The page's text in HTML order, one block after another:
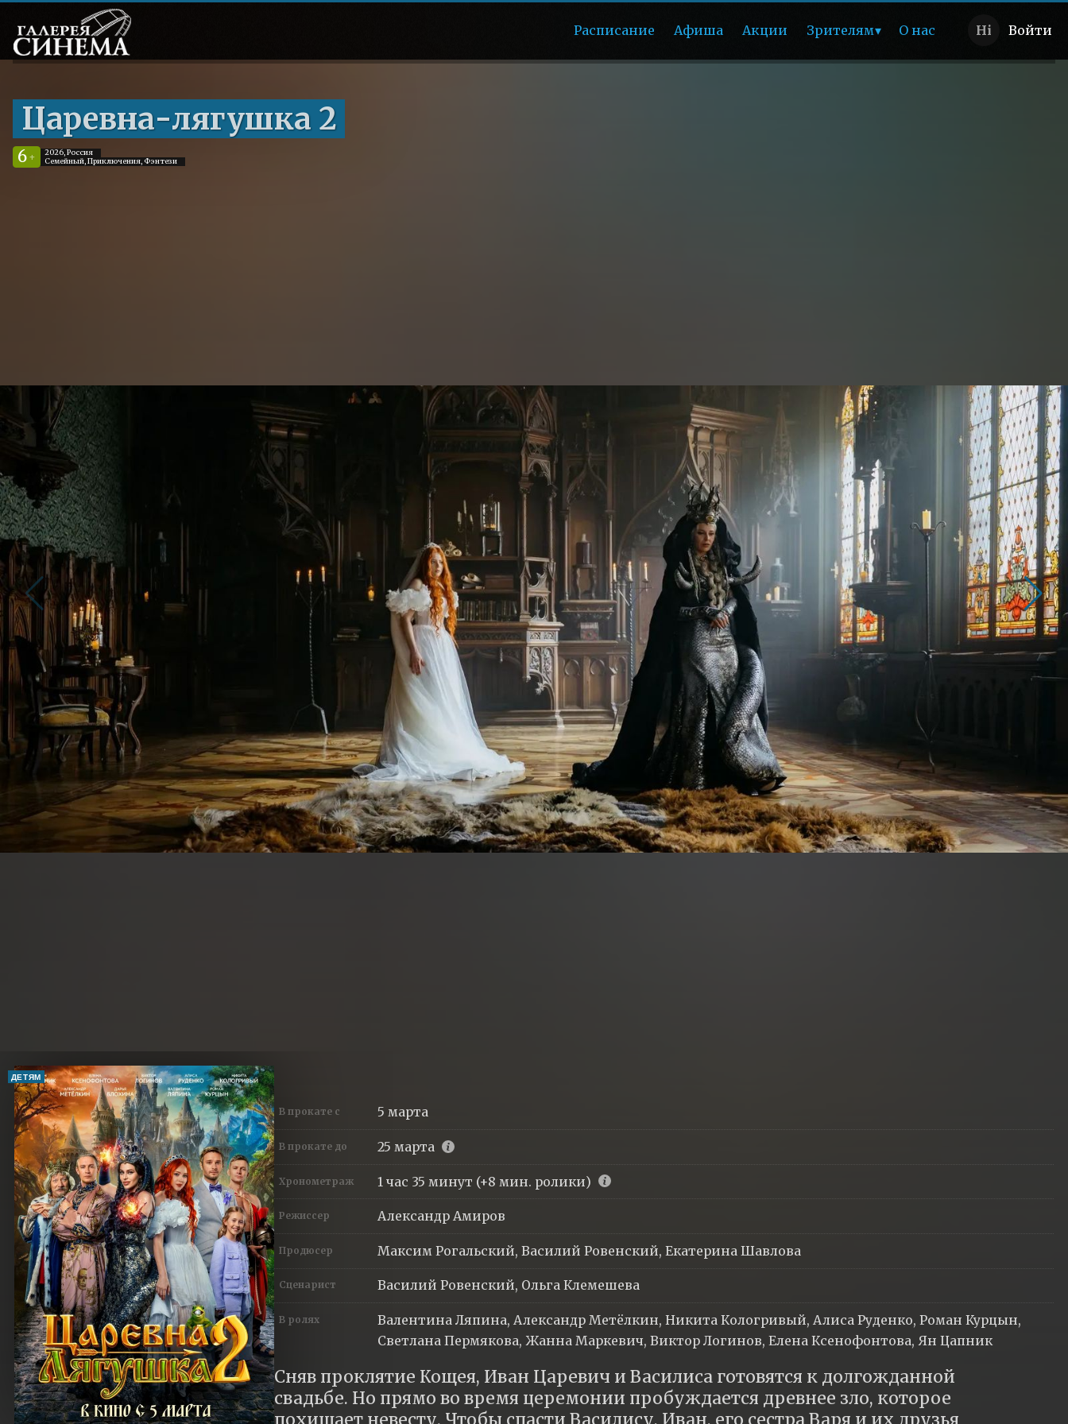
Расписание Афиша Акции Зрителям О нас Войти
Царевна-лягушка 2
6 +
2026, Россия
Семейный, Приключения, Фэнтези
ДЕТЯМ
В прокате с 5 марта
В прокате до 25 марта
Хронометраж 1 час 35 минут (+8 мин. ролики)
Режиссер Александр Амиров
Продюсер Максим Рогальский, Василий Ровенский, Екатерина Шавлова
Сценарист Василий Ровенский, Ольга Клемешева
В ролях
Валентина Ляпина, Александр Метёлкин, Никита Кологривый, Алиса Руденко, Роман Курцын,
Светлана Пермякова, Жанна Маркевич, Виктор Логинов, Елена Ксенофонтова, Ян Цапник
Сняв проклятие Кощея, Иван Царевич и Василиса готовятся к долгожданной
свадьбе. Но прямо во время церемонии пробуждается древнее зло, которое